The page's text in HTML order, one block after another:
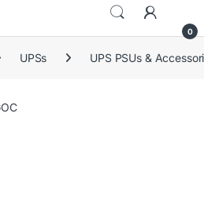
0
UPSs UPS PSUs &